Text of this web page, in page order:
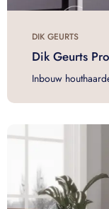
DIK GEURTS
Dik Geurts
Inbouw